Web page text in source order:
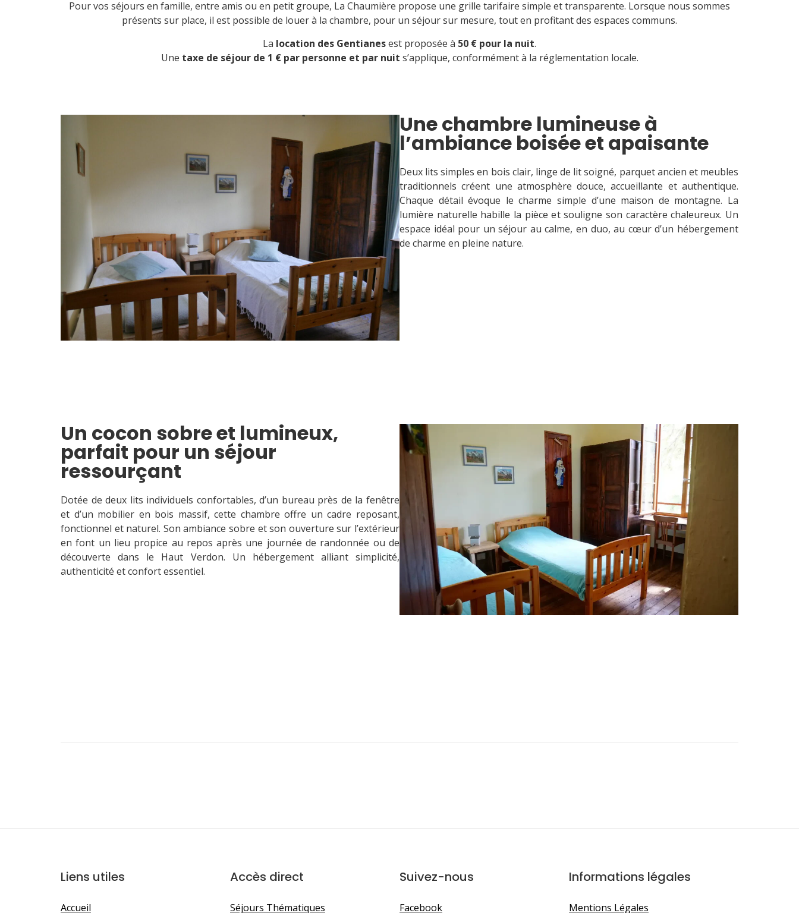
Pour vos séjours en famille, entre amis ou en petit groupe, La Chaumière propose une grille tarifaire simple et transparente. Lorsque nous sommes
présents sur place, il est possible de louer à la chambre, pour un séjour sur mesure, tout en profitant des espaces communs.
La location des Gentianesest proposée à 50 € pour la nuit.
Une taxe de séjour de 1 € par personne et par nuit s’applique, conformément à la réglementation locale.
Une chambre lumineuse à
l’ambiance boisée et apaisante
Deux lits simples en bois clair, linge de lit soigné, parquet ancien et meubles
traditionnels créent une atmosphère douce, accueillante et authentique.
Chaque détail évoque le charme simple d’une maison de montagne. La
lumière naturelle habille la pièce et souligne son caractère chaleureux. Un
espace idéal pour un séjour au calme, en duo, au cœur d’un hébergement
de charme en pleine nature.
Un cocon sobre et lumineux,
parfait pour un séjour
ressourçant
Dotée de deux lits individuels confortables, d’un bureau près de la fenêtre
et d’un mobilier en bois massif, cette chambre offre un cadre reposant,
fonctionnel et naturel. Son ambiance sobre et son ouverture sur l’extérieur
en font un lieu propice au repos après une journée de randonnée ou de
découverte dans le Haut Verdon. Un hébergement alliant simplicité,
authenticité et confort essentiel.
Liens utiles
Accueil
Accès direct
Séjours Thématiques
Suivez-nous
Facebook
Informations légales
Mentions Légales